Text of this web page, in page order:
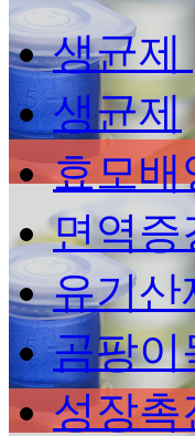
생균제
생균제
효모배
면역증
유기산
곰팡이
성장촉